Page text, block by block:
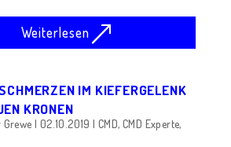
Weiterlesen
IM KIEFERGELENK
KRONEN
Grewe | 02.10.2019 |CMD,CMD Experte,